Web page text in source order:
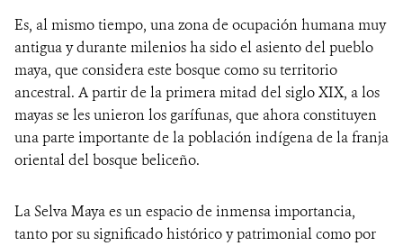
Es, al mismo tiempo, una zona de ocupación humana muy
antigua y durante milenios ha sido el asiento del pueblo
maya, que considera este bosque como su territorio
ancestral. A partir de la primera mitad del siglo XIX, a los
mayas se les unieron los garífunas, que ahora constituyen
una parte importante de la población indígena de la franja
oriental del bosque beliceño.
La Selva Maya es un espacio de inmensa importancia,
tanto por su significado histórico y patrimonial como por